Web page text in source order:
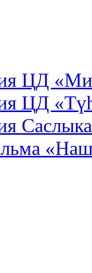
ЦД
ЦД